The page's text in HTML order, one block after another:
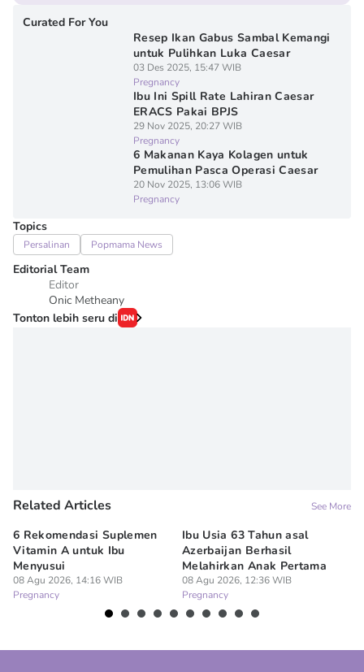
Curated For You
Resep Ikan Gabus Sambal Kemangi
untuk Pulihkan Luka Caesar
03 Des 2025, 15:47 WIB
Pregnancy
Ibu Ini Spill Rate Lahiran Caesar
ERACS Pakai BPJS
29 Nov 2025, 20:27 WIB
Pregnancy
6 Makanan Kaya Kolagen untuk
Pemulihan Pasca Operasi Caesar
20 Nov 2025, 13:06 WIB
Pregnancy
Topics
Persalinan Popmama News
Editorial Team
Editor
Onic Metheany
Tonton lebih seru di
Related Articles See More
6 Rekomendasi Suplemen
Vitamin A untuk Ibu
Menyusui
08 Agu 2026, 14:16 WIB
Pregnancy
Ibu Usia 63 Tahun asal
Azerbaijan Berhasil
Melahirkan Anak Pertama
08 Agu 2026, 12:36 WIB
Pregnancy